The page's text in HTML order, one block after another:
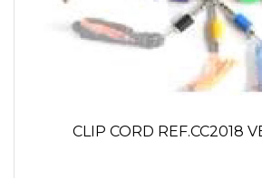
CLIP CORD REF.CC2018